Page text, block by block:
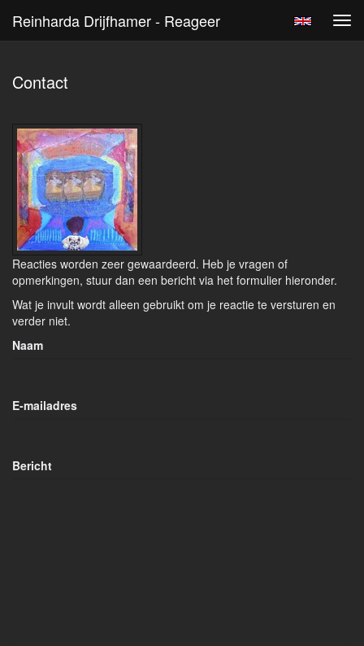
Reinharda Drijfhamer - Reageer
Contact
Reacties worden zeer gewaardeerd. Heb je vragen of
opmerkingen, stuur dan een bericht via het formulier hieronder.
Wat je invult wordt alleen gebruikt om je reactie te versturen en
verder niet.
Naam
E-mailadres
Bericht